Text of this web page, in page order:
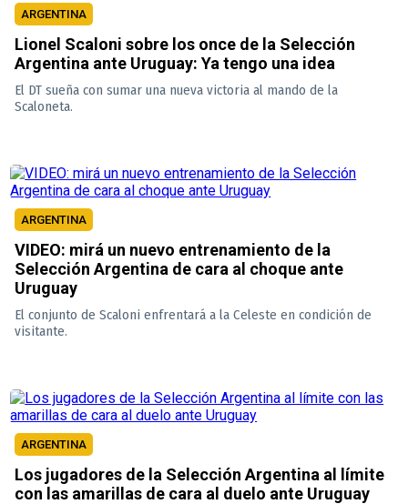
ARGENTINA
Lionel Scaloni sobre los once de la Selección
Argentina ante Uruguay: Ya tengo una idea
El DT sueña con sumar una nueva victoria al mando de la
Scaloneta.
ARGENTINA
VIDEO: mirá un nuevo entrenamiento de la
Selección Argentina de cara al choque ante
Uruguay
El conjunto de Scaloni enfrentará a la Celeste en condición de
visitante.
ARGENTINA
Los jugadores de la Selección Argentina al límite
con las amarillas de cara al duelo ante Uruguay